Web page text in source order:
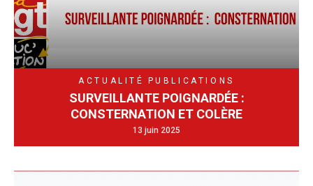
ACTUALITÉ PUBLICATIONS
SURVEILLANTE POIGNARDÉE :
CONSTERNATION ET COLÈRE
13 juin 2025